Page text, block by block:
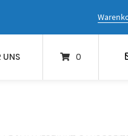
UNS 0